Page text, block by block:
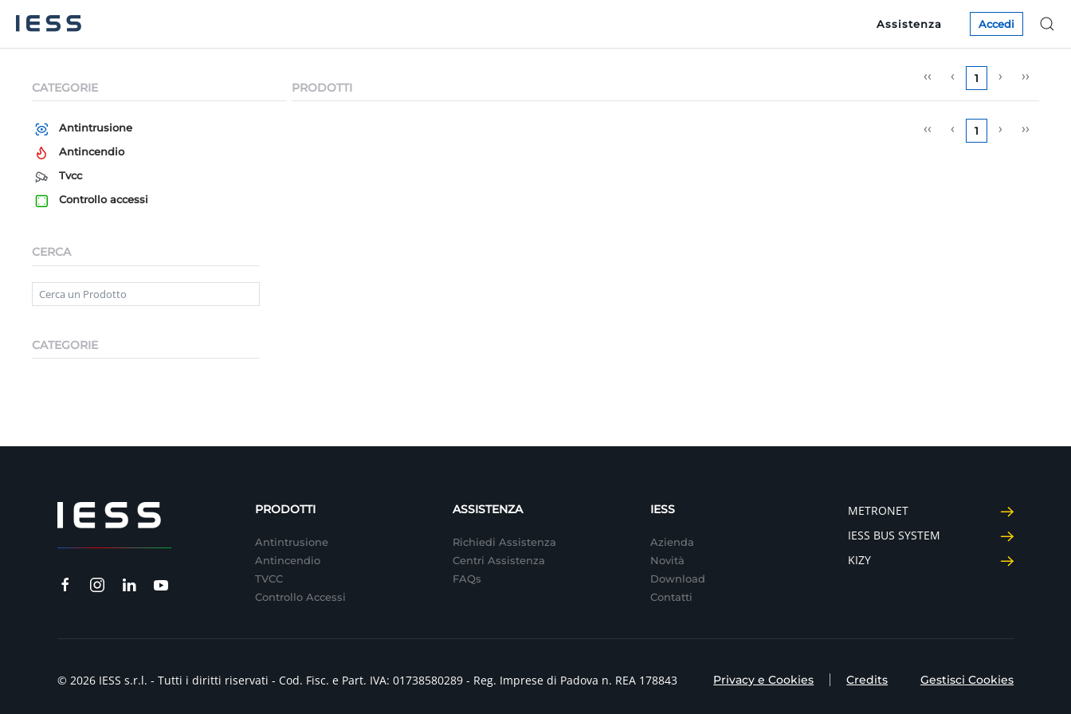
Assistenza Accedi
CATEGORIE
Antintrusione
Antincendio
Tvcc
Controllo accessi
CERCA
CATEGORIE
PRODOTTI
‹‹ ‹ 1 › ››
‹‹ ‹ 1 › ››
PRODOTTI
Antintrusione
Antincendio
TVCC
Controllo Accessi
ASSISTENZA
Richiedi Assistenza
Centri Assistenza
FAQs
IESS
Azienda
Novità
Download
Contatti
METRONET
IESS BUS SYSTEM
KIZY
© 2026 IESS s.r.l. - Tutti i diritti riservati - Cod. Fisc. e Part. IVA: 01738580289 - Reg. Imprese di Padova n. REA 178843 Privacy e Cookies Credits Gestisci Cookies